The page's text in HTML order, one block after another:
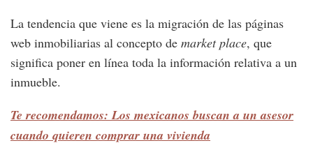
La tendencia que viene es la migración de las páginas
web inmobiliarias al concepto de market place, que
significa poner en línea toda la información relativa a un
inmueble.
Te recomendamos: Los mexicanos buscan a un asesor
cuando quieren comprar una vivienda